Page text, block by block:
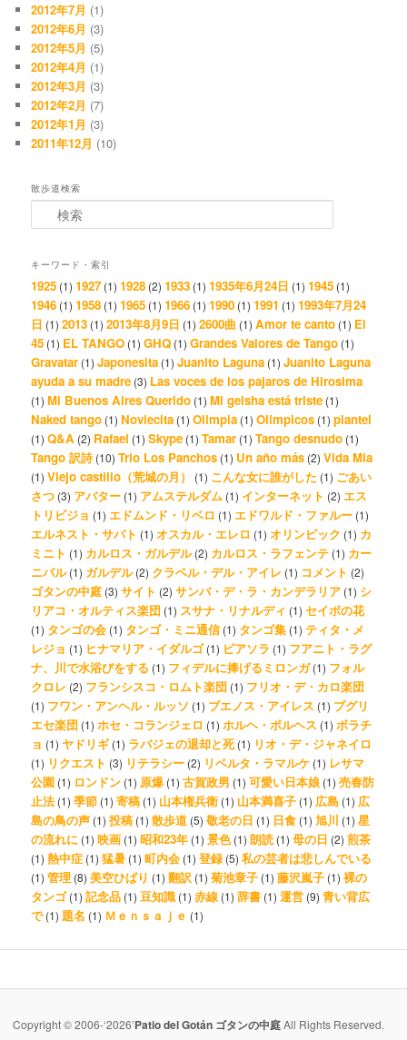
2012年7月 (1)
2012年6月 (3)
2012年5月 (5)
2012年4月 (1)
2012年3月 (3)
2012年2月 (7)
2012年1月 (3)
2011年12月 (10)
散歩道検索
キーワード・索引
1925 (1)1927 (1)1928 (2)1933 (1)1935年6月24日 (1)1945 (1)
1946 (1)1958 (1)1965 (1)1966 (1)1990 (1)1991 (1)1993年7月24
日 (1)2013 (1)2013年8月9日 (1)2600曲 (1)Amor te canto (1) El
45 (1) EL TANGO (1)GHQ (1)Grandes Valores de Tango (1)
Gravatar (1)Japonesita (1)Juanito Laguna (1)Juanito Laguna
ayuda a su madre (3) Las voces de los pajaros de Hirosima
(1)Mi Buenos Aires Querido (1)Mi geisha está triste (1)
Naked tango (1)Noviecita (1)Olimpia (1)Olimpicos (1)plantel
(1)Q&A (2) Rafael (1)Skype (1)Tamar (1)Tango desnudo (1)
Tango 訳詩 (10)Trio Los Panchos (1) Un año más (2)Vida Mia
(1)Viejo castillo（荒城の月） (1) こんな女に誰がした (1) ごあい
さつ (3) アバター (1) アムステルダム (1) インターネット (2) エス
トリビジョ (1) エドムンド・リベロ (1) エドワルド・ファルー (1)
エルネスト・サバト (1)オスカル・エレロ (1)オリンピック (1) カ
ミニト (1) カルロス・ガルデル(2) カルロス・ラフェンテ (1) カー
ニバル(1) ガルデル(2) クラベル・デル・アイレ (1) コメント (2)
ゴタンの中庭 (3)サイト (2)サンバ・デ・ラ・カンデラリア (1) シ
リアコ・オルティス楽団 (1) スサナ・リナルディ (1)セイボの花
(1) タンゴの会 (1) タンゴ・ミニ通信(1) タンゴ集 (1)ティタ・メ
レジョ (1) ヒナマリア・イダルゴ(1) ピアソラ (1) フアニト・ラグ
ナ、川で水浴びをする (1) フィデルに捧げるミロンガ(1) フォル
クロレ (2) フランシスコ・ロムト楽団 (1) フリオ・デ・カロ楽団
(1) フワン・アンヘル・ルッソ (1) ブエノス・アイレス (1) プグリ
エセ楽団 (1)ホセ・コランジェロ (1)ホルヘ・ボルヘス (1) ボラチ
ョ (1) ヤドリギ(1) ラバジェの退却と死(1) リオ・デ・ジャネイロ
(1) リクエスト (3) リテラシー (2) リベルタ・ラマルケ (1) レサマ
公園 (1) ロンドン (1) 原爆 (1)古賀政男 (1)可愛い日本娘 (1)売春防
止法(1)季節 (1)寄稿 (1) 山本権兵衛 (1) 山本満喜子 (1) 広島 (1) 広
島の鳥の声 (1)投稿 (1)散歩道 (5)敬老の日 (1) 日食 (1)旭川 (1)星
の流れに (1)映画 (1)昭和23年 (1)景色(1)朗読 (1)母の日 (2)煎茶
(1)熱中症 (1)猛暑 (1)町内会 (1)登録(5)私の芸者は悲しんでいる
(1)管理 (8)美空ひばり (1)翻訳 (1)菊池章子 (1)藤沢嵐子 (1)裸の
タンゴ(1)記念品 (1) 豆知識 (1)赤線 (1)辞書 (1)運営 (9)青い背広
で(1) 題名 (1) Ｍｅｎｓａｊｅ (1)
Copyright © 2006-‘2026’Patio del Gotán ゴタンの中庭All Rights Reserved.